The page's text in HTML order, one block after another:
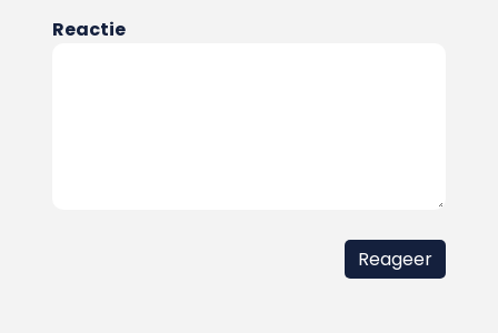
Reactie